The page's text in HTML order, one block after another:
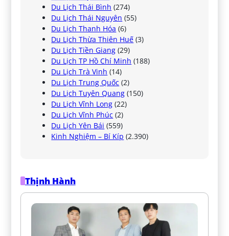
Du Lịch Thái Bình (274)
Du Lịch Thái Nguyên (55)
Du Lịch Thanh Hóa (6)
Du Lịch Thừa Thiên Huế (3)
Du Lịch Tiền Giang (29)
Du Lịch TP Hồ Chí Minh (188)
Du Lịch Trà Vinh (14)
Du Lịch Trung Quốc (2)
Du Lịch Tuyên Quang (150)
Du Lịch Vĩnh Long (22)
Du Lịch Vĩnh Phúc (2)
Du Lịch Yên Bái (559)
Kinh Nghiệm – Bí Kíp (2.390)
Thịnh Hành